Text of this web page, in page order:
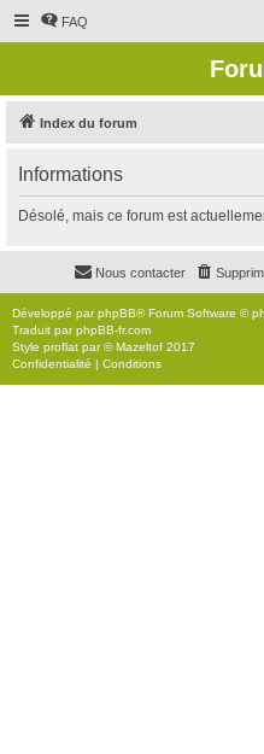
FAQ
Index du forum
Informations
Désolé, mais ce forum est
Nous contacter
Développé parphpBB® Forum Software ©
Traduit parphpBB-fr.com
Style proflat par ©Mazeltof 2017
Confidentialité | Conditions